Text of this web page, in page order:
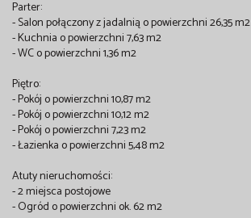
Parter:
- Salon połączony z jadalnią o powierzchni 26,35 m2
- Kuchnia o powierzchni 7,63 m2
- WC o powierzchni 1,36 m2
Piętro:
- Pokój o powierzchni 10,87 m2
- Pokój o powierzchni 10,12 m2
- Pokój o powierzchni 7,23 m2
- Łazienka o powierzchni 5,48 m2
Atuty nieruchomości:
- 2 miejsca postojowe
- Ogród o powierzchni ok. 62 m2